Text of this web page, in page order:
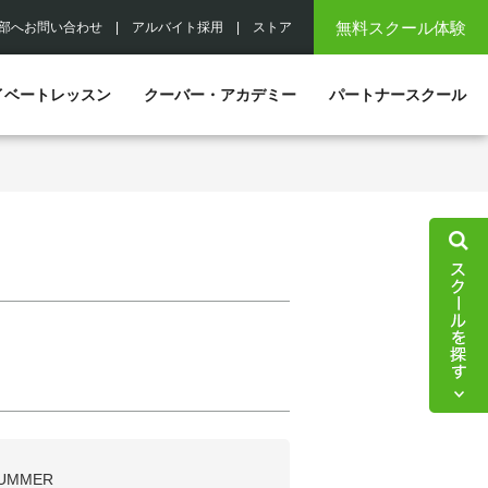
無料スクール体験
へお問い合わせ アルバイト採用 ストア
ベートレッスン クーバー・アカデミー パートナースクール